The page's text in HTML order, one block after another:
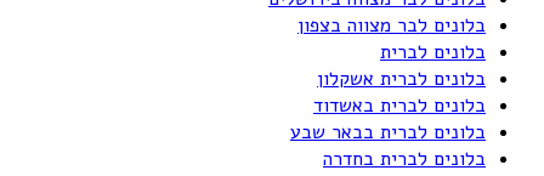
בלונים לבר מצווה בצפון
בלונים לברית
בלונים לברית אשקלון
בלונים לברית באשדוד
בלונים לברית בבאר שבע
בלונים לברית בחדרה